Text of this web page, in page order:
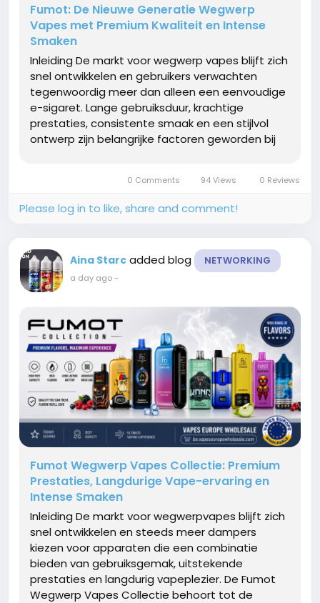
Fumot: De Nieuwe Generatie Wegwerp
Vapes met Premium Kwaliteit en Intense
Smaken
Inleiding De markt voor wegwerp vapes blijft zich
snel ontwikkelen en gebruikers verwachten
tegenwoordig meer dan alleen een eenvoudige
e-sigaret. Lange gebruiksduur, krachtige
prestaties, consistente smaak en een stijlvol
ontwerp zijn belangrijke factoren geworden bij
tot de meest populaire collecties...
0 Comments 94 Views 0 Reviews
Please log in to like, share and comment!
Aina Starc added blog NETWORKING
a day ago-
Fumot Wegwerp Vapes Collectie: Premium
Prestaties, Langdurige Vape-ervaring en
Intense Smaken
Inleiding De markt voor wegwerpvapes blijft zich
snel ontwikkelen en steeds meer dampers
kiezen voor apparaten die een combinatie
bieden van gebruiksgemak, uitstekende
prestaties en langdurig vapeplezier. De Fumot
Wegwerp Vapes Collectie behoort tot de